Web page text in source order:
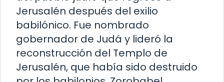
Jerusalén después del exilio
babilónico. Fue nombrado
gobernador de Judá y lideró la
reconstrucción del Templo de
Jerusalén, que había sido destruido